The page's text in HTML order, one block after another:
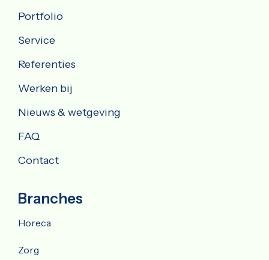
Portfolio
Service
Referenties
Werken bij
Nieuws & wetgeving
FAQ
Contact
Branches
Horeca
Zorg